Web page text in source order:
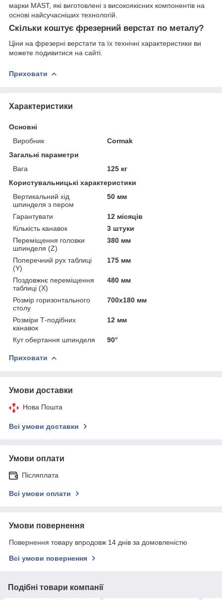
марки MAST, які виготовлені з високоякісних компонентів на
основі найсучасніших технологій.
Скільки коштує фрезерний верстат по металу?
Ціни на фрезерні верстати та їх технічні характеристики ви
можете подивитися на сайті.
Приховати
Характеристики
Основні
Виробник
Cormak
Загальні параметри
Вага
125 кг
Користувальницькі характеристики
Вертикальний хід
шпинделя з пером
50 мм
Гарантувати
12 місяців
Кількість канавок
3 штуки
Переміщення головки
шпинделя (Z)
380 мм
Поперечний рух таблиці
(Y)
175 мм
Поздовжнє переміщення
таблиці (X)
480 мм
Розмір горизонтального
столу
700x180 мм
Розміри Т-подібних
канавок
12 мм
Кут обертання шпинделя 90°
Приховати
Умови доставки
Нова Пошта
Всі умови доставки
Умови оплати
Післяплата
Всі умови оплати
Умови повернення
Повернення товару впродовж 14 днів за домовленістю
Всі умови повернення
Подібні товари компанії